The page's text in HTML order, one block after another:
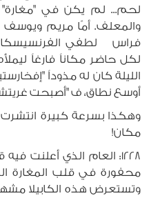
لحم... لم يكن في "مغارة"
والمعلف. أمّا مريم ويوسف
فراس لطفي
لكل حاضر مكاناً فارغاً
الليلة كان له مذوداً
أوسع نطاق، ف "أصبحت
وهكذا بسرعة كبيرة
مكان!
1228: العام الذي أعلنت
محفورة في قلب المغارة
وتستعرض هذه الكابيلا